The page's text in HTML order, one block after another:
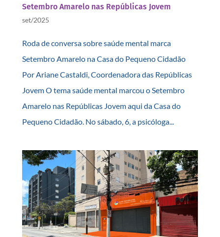
Setembro Amarelo nas Repúblicas Jovem
set/2025
Roda de conversa sobre saúde mental marca
Setembro Amarelo na Casa do Pequeno Cidadão
Por Ariane Castaldi, Coordenadora das Repúblicas
Jovem O tema saúde mental marcou o Setembro
Amarelo nas Repúblicas Jovem aqui da Casa do
Pequeno Cidadão. No sábado, 6, a psicóloga...